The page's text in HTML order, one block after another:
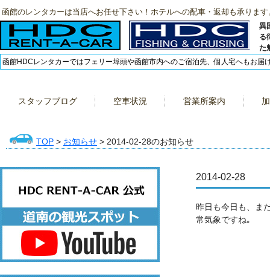
函館のレンタカーは当店へお任せ下さい！ホテルへの配車・返却も承ります
異
る
た
函館HDCレンタカーではフェリー埠頭や函館市内へのご宿泊先、個人宅へもお届
スタッフブログ 空車状況 営業所案内
TOP > お知らせ > 2014-02-28のお知らせ
2014-02-28
昨日も今日も、ま
常気象ですね｡